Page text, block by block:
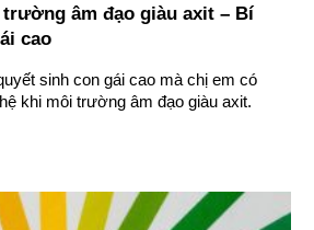
âm đạo giàu axit – Bí
cao
sinh con gái cao mà chị em có
khi môi trường âm đạo giàu axit.